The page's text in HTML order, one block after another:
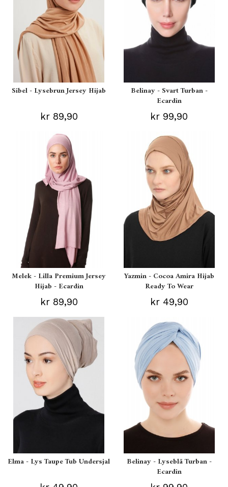
Sibel - Lysebrun Jersey Hijab
kr 89,90
Belinay - Svart Turban -
Ecardin
kr 99,90
Melek - Lilla Premium Jersey
Hijab - Ecardin
kr 89,90
Yazmin - Cocoa Amira Hijab
Ready To Wear
kr 49,90
Elma - Lys Taupe Tub Undersjal
Belinay - Lyseblå Turban -
Ecardin